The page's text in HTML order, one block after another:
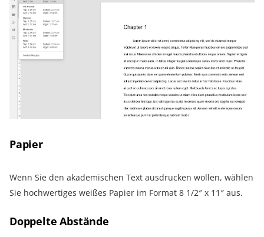
Papier
Wenn Sie den akademischen Text ausdrucken wollen, wählen
Sie hochwertiges weißes Papier im Format 8 1/2″ x 11″ aus.
Doppelte Abstände